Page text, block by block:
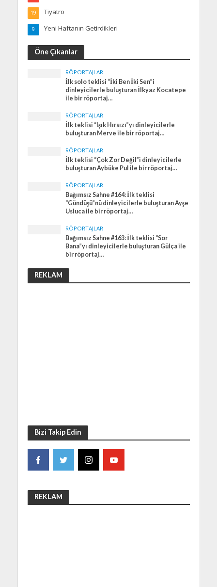
Tiyatro
19
Yeni Haftanın Getirdikleri
9
Öne Çıkanlar
RÖPORTAJLAR
İlk solo teklisi “İki Ben İki Sen”i
dinleyicilerle buluşturan İlkyaz Kocatepe
ile bir röportaj…
RÖPORTAJLAR
İlk teklisi “Işık Hırsızı”yı dinleyicilerle
buluşturan Merve ile bir röportaj…
RÖPORTAJLAR
İlk teklisi “Çok Zor Değil”i dinleyicilerle
buluşturan Aybüke Pul ile bir röportaj…
RÖPORTAJLAR
Bağımsız Sahne #164: İlk teklisi
“Gündüşü”nü dinleyicilerle buluşturan Ayşe
Usluca ile bir röportaj…
RÖPORTAJLAR
Bağımsız Sahne #163: İlk teklisi “Sor
Bana”yı dinleyicilerle buluşturan Gülça ile
bir röportaj…
REKLAM
Bizi Takip Edin
REKLAM